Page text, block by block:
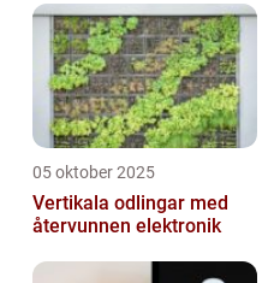
05 oktober 2025
Vertikala odlingar med
återvunnen elektronik